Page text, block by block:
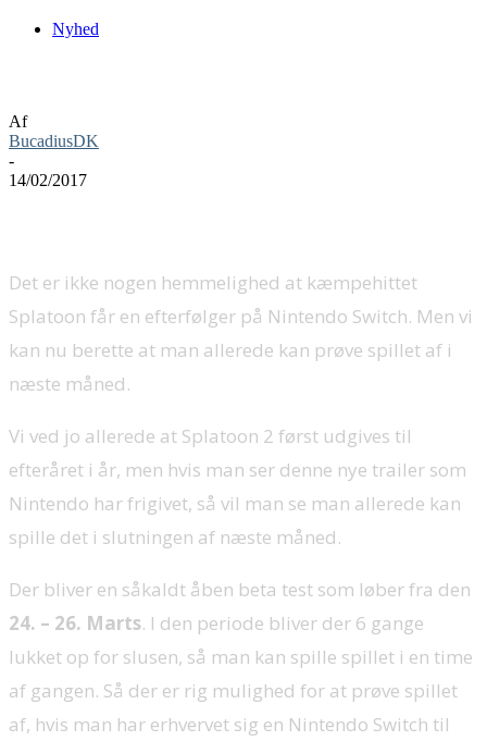
Nyhed
Af
BucadiusDK
-
14/02/2017
Det er ikke nogen hemmelighed at kæmpehittet
Splatoon får en efterfølger på Nintendo Switch. Men vi
kan nu berette at man allerede kan prøve spillet af i
næste måned.
Vi ved jo allerede at Splatoon 2 først udgives til
efteråret i år, men hvis man ser denne nye trailer som
Nintendo har frigivet, så vil man se man allerede kan
spille det i slutningen af næste måned.
Der bliver en såkaldt åben beta test som løber fra den
24. – 26. Marts. I den periode bliver der 6 gange
lukket op for slusen, så man kan spille spillet i en time
af gangen. Så der er rig mulighed for at prøve spillet
af, hvis man har erhvervet sig en Nintendo Switch til